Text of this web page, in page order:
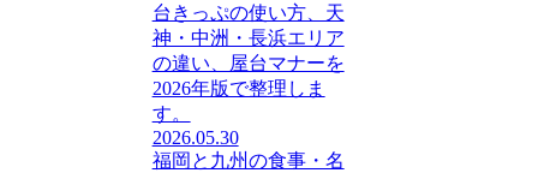
台きっぷの使い方、天
神・中洲・長浜エリア
の違い、屋台マナーを
2026年版で整理しま
す。
2026.05.30
福岡と九州の食事・名